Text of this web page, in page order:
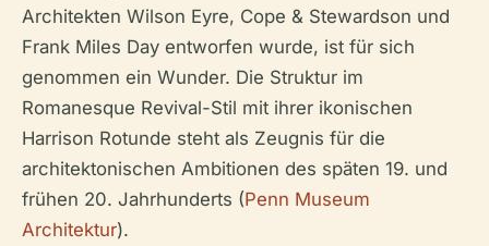
Architekten Wilson Eyre, Cope & Stewardson und
Frank Miles Day entworfen wurde, ist für sich
genommen ein Wunder. Die Struktur im
Romanesque Revival-Stil mit ihrer ikonischen
Harrison Rotunde steht als Zeugnis für die
architektonischen Ambitionen des späten 19. und
frühen 20. Jahrhunderts (Penn Museum
Architektur).